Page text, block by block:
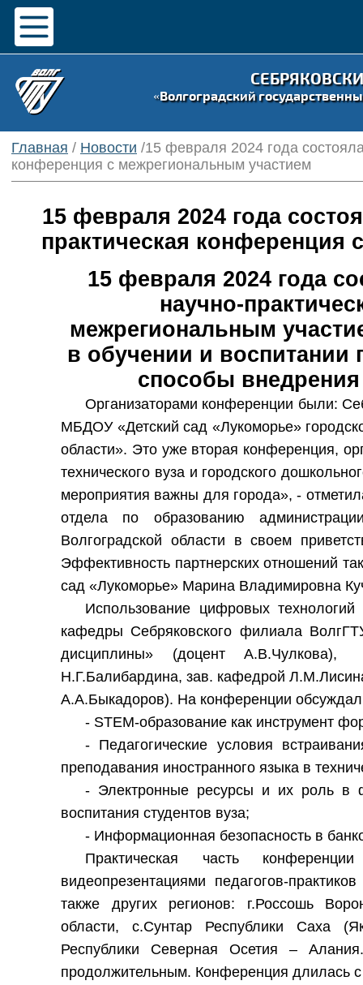
«Волгоградский
Главная / Новости /15 февраля 2024 года
конференция с межрегиональным участием
15 февраля 2024 года
практическая конференция
15 февраля 2024 года
научно-
межрегиональным
в обучении и воспитании
способы
Организаторами конференции были:
МБДОУ «Детский сад «Лукоморье»
области». Это уже вторая конференция,
технического вуза и городского
мероприятия важны для города», -
отдела по образованию
Волгоградской области в своем
Эффективность партнерских отношений
сад «Лукоморье» Марина Владимировна
Использование цифровых технологий
кафедры Себряковского филиала
дисциплины» (доцент А.В.Чулкова),
Н.Г.Балибардина, зав. кафедрой
А.А.Быкадоров). На конференции
- STEM-образование как инструмент
- Педагогические условия
преподавания иностранного языка в
- Электронные ресурсы и их роль в
воспитания студентов вуза;
- Информационная безопасность в
Практическая часть
видеопрезентациями педагогов-
также других регионов: г.Россошь
области, с.Сунтар Республики Саха
Республики Северная Осетия –
продолжительным. Конференция длилась